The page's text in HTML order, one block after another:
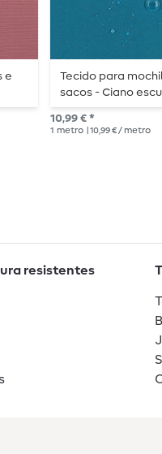
e
Tecido para
sacos - Ciano
10,99 € *
1 metro | 10,99 € / metro
resistentes